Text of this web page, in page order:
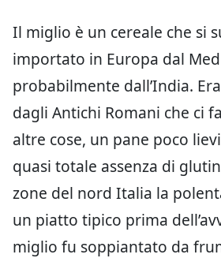
Il miglio è un cereale che si
importato in Europa dal
probabilmente dall’India.
dagli Antichi Romani che ci
altre cose, un pane poco
quasi totale assenza di
zone del nord Italia la
un piatto tipico prima
miglio fu soppiantato da